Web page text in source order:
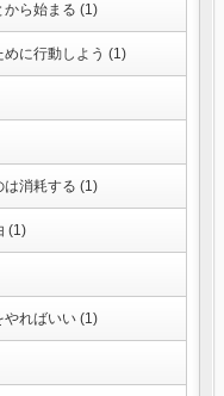
から始まる (1)
に行動しよう (1)
は消耗する (1)
(1)
やればいい (1)